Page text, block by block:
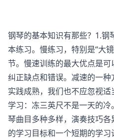
钢琴的基本知识有那些？1.钢
本练习。慢练习，特别是“大
节。慢速训练的最大优点是
纠正缺点和错误。减速的一
实践成熟，我们也不应忽视
学习：冻三英尺不是一天的
琴曲目多种多样，演奏技巧
的学习目标和一个短期的学